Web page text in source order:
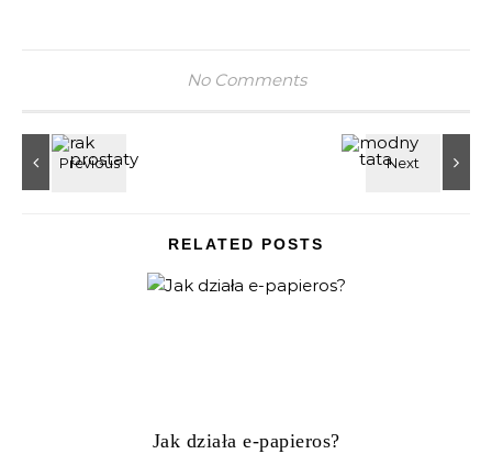
No Comments
RELATED POSTS
Jak działa e-papieros?